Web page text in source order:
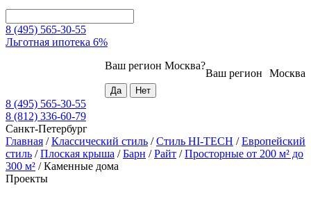
8 (495) 565-30-55
Льготная ипотека 6%
Москва
Ваш регион
Ваш регион Москва?
8 (495) 565-30-55
8 (812) 336-60-79
Санкт-Петербург
Главная /Классический стиль /Стиль HI-TECH /Европейский
стиль /Плоская крыша /Барн /Райт /Просторные от 200 м² до
300 м² /Каменные дома
Проекты